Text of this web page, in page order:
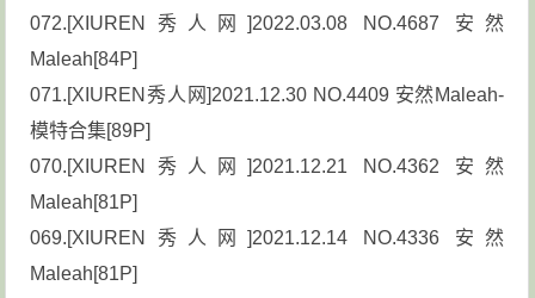
072.[XIUREN秀人网]2022.03.08 NO.4687 安然
Maleah[84P]
071.[XIUREN秀人网]2021.12.30 NO.4409 安然Maleah-
模特合集[89P]
070.[XIUREN秀人网]2021.12.21 NO.4362 安然
Maleah[81P]
069.[XIUREN秀人网]2021.12.14 NO.4336 安然
Maleah[81P]